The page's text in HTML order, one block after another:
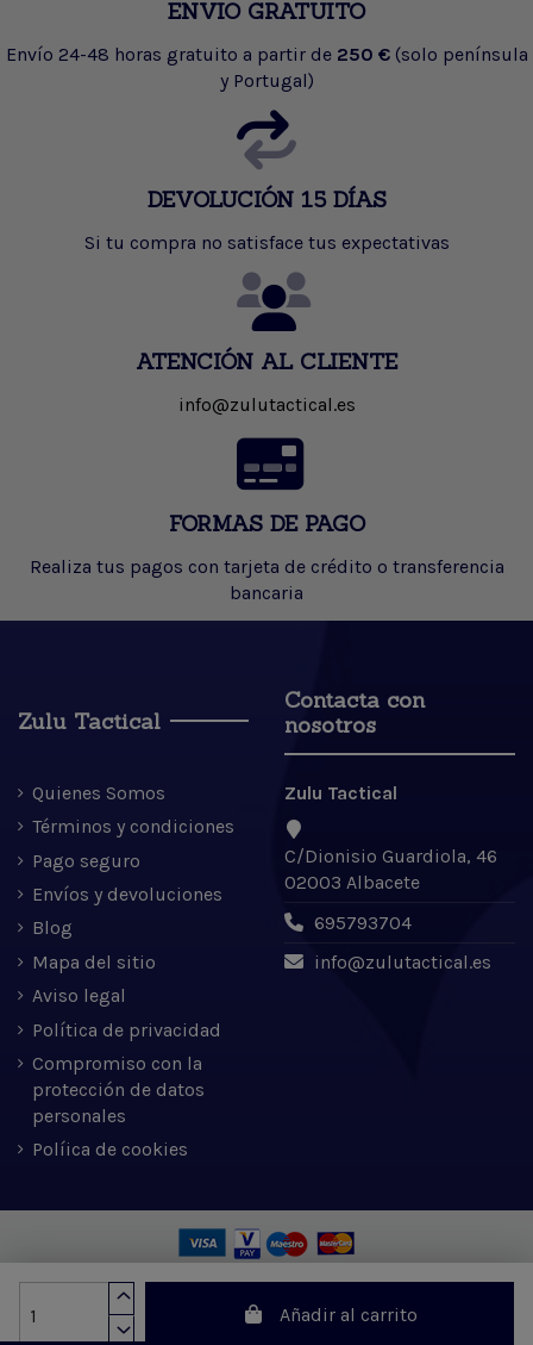
Añadir al carrito
ENVIO GRATUITO
Envío 24-48 horas gratuito a partir de 250 € (solo península
y Portugal)
DEVOLUCIÓN 15 DÍAS
Si tu compra no satisface tus expectativas
ATENCIÓN AL CLIENTE
info@zulutactical.es
FORMAS DE PAGO
Realiza tus pagos con tarjeta de crédito o transferencia
bancaria
Zulu Tactical
Quienes Somos
Términos y condiciones
Pago seguro
Envíos y devoluciones
Blog
Mapa del sitio
Aviso legal
Política de privacidad
Compromiso con la
protección de datos
personales
Políica de cookies
Contacta con
nosotros
Zulu Tactical
C/Dionisio Guardiola, 46
02003 Albacete
695793704
info@zulutactical.es
Zulu Tactical S.L. © 2022 | Desarrollado por Expertic